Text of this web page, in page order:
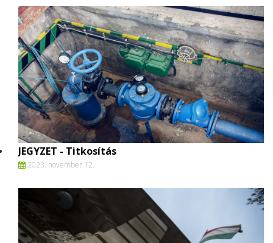
JEGYZET - Titkosítás
2023. november 12.